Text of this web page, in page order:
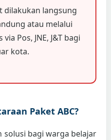
dilakukan langsung
atau melalui
Pos, JNE, J&T bagi
kota.
Paket ABC?
solusi bagi warga belajar